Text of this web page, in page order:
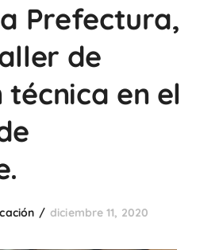
Prefectura,
de
en el
diciembre 11, 2020